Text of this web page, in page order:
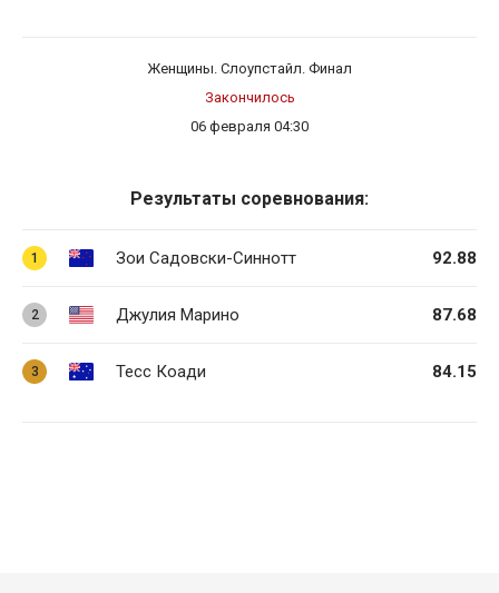
Женщины. Слоупстайл. Финал
Закончилось
06 февраля 04:30
Результаты соревнования:
1 Зои Садовски-Синнотт 92.88
2 Джулия Марино 87.68
3 Тесс Коади 84.15